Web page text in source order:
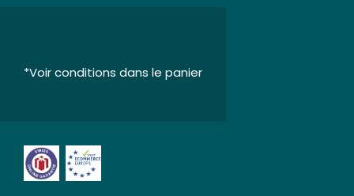
*Voir conditions dans le panier